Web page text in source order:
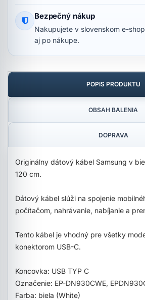
Bezpečný nákup
Nakupujete v slovenskom e-
aj po nákupe.
POPIS PRODUKTU
OBSAH BALENIA
DOPRAVA
Originálny dátový kábel Samsung v
120 cm.
Dátový kábel slúži na spojenie
počítačom, nahrávanie, nabíjanie a
Tento kábel je vhodný pre všetky
konektorom USB-C.
Koncovka: USB TYP C
Označenie: EP-DN930CWE,
Farba: biela (White)